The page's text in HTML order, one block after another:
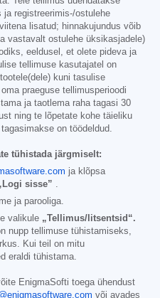
registreerimis-/ostulehe
lisatud; hinnakujundus võib
vastavalt ostulehe üksikasjadele)
eeldusel, et olete pideva ja
tellimuse kasutajatel on
kuni tasulise
praeguse tellimusperioodi
ja taotlema raha tagasi 30
ning te lõpetate kohe täieliku
on töödeldud.
tühistada järgmiselt:
ja klõpsa
sisse” .
ja parooliga.
valikule „Tellimus/litsentsid“.
nupp tellimuse tühistamiseks,
Kui teil on mitu
eraldi tühistama.
EnigmaSofti toega ühendust
või avades